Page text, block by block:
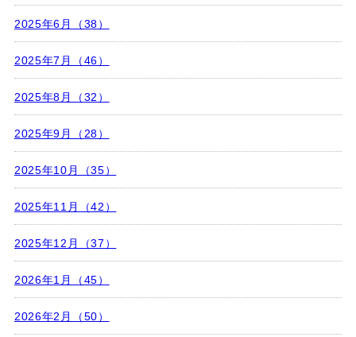
2025年6月（38）
2025年7月（46）
2025年8月（32）
2025年9月（28）
2025年10月（35）
2025年11月（42）
2025年12月（37）
2026年1月（45）
2026年2月（50）